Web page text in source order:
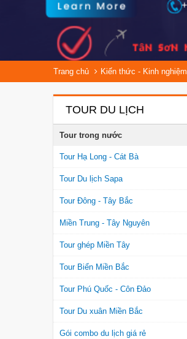
Trang chủ Kiến thức - Kinh nghiệm
TOUR DU LỊCH
Tour trong nước
Tour Hạ Long - Cát Bà
Tour Du lịch Sapa
Tour Đông - Tây Bắc
Miền Trung - Tây Nguyên
Tour ghép Miền Tây
Tour Biển Miền Bắc
Tour Phú Quốc - Côn Đảo
Tour Du xuân Miền Bắc
Gói combo du lịch giá rẻ